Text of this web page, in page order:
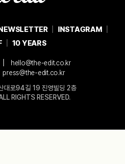
NEWSLETTER
INSTAGRAM
10 YEARS
hello@the-edit.co.kr
press@the-edit.co.kr
대로94길 19 진영빌딩 2층
RIGHTS RESERVED.